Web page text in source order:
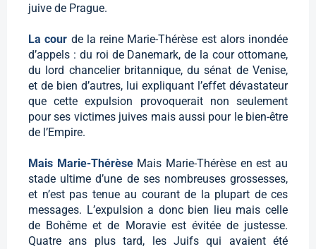
juive de Prague.
La cour de la reine Marie-Thérèse est alors inondée
d’appels : du roi de Danemark, de la cour ottomane,
du lord chancelier britannique, du sénat de Venise,
et de bien d’autres, lui expliquant l’effet dévastateur
que cette expulsion provoquerait non seulement
pour ses victimes juives mais aussi pour le bien-être
de l’Empire.
Mais Marie-Thérèse Mais Marie-Thérèse en est au
stade ultime d’une de ses nombreuses grossesses,
et n’est pas tenue au courant de la plupart de ces
messages. L’expulsion a donc bien lieu mais celle
de Bohême et de Moravie est évitée de justesse.
Quatre ans plus tard, les Juifs qui avaient été